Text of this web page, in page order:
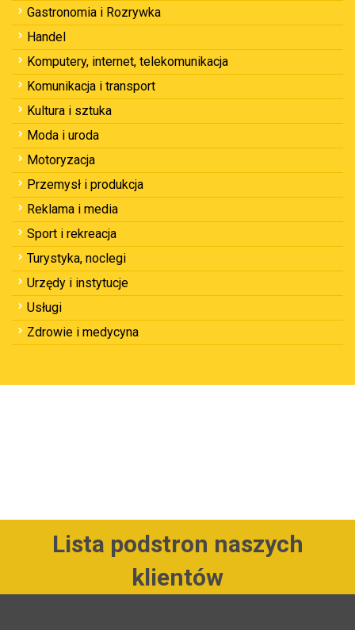
Gastronomia i Rozrywka
Handel
Komputery, internet, telekomunikacja
Komunikacja i transport
Kultura i sztuka
Moda i uroda
Motoryzacja
Przemysł i produkcja
Reklama i media
Sport i rekreacja
Turystyka, noclegi
Urzędy i instytucje
Usługi
Zdrowie i medycyna
Lista podstron naszych
klientów